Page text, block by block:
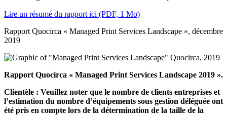
Lire un résumé du rapport ici (PDF, 1 Mo)
Rapport Quocirca « Managed Print Services Landscape », décembre
2019
Rapport Quocirca « Managed Print Services Landscape 2019 ».
Clientèle : Veuillez noter que le nombre de clients entreprises et
l’estimation du nombre d’équipements sous gestion déléguée ont
été pris en compte lors de la détermination de la taille de la